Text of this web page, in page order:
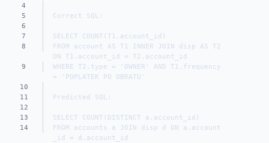
4
5
Correct SQL:
6
7
SELECT COUNT(T1.account_id)
8
FROM account AS T1 INNER JOIN disp AS T2
ON T1.account_id = T2.account_id
9
WHERE T2.type = 'OWNER' AND T1.frequency
= 'POPLATEK PO OBRATU'
10
11
Predicted SQL:
12
13
SELECT COUNT(DISTINCT a.account_id)
14
FROM accounts a JOIN disp d ON a.account
_id = d.account_id